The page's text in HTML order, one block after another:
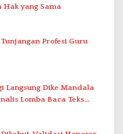
Hak yang Sama
Profesi Guru
Lomba Baca Teks
di Bali